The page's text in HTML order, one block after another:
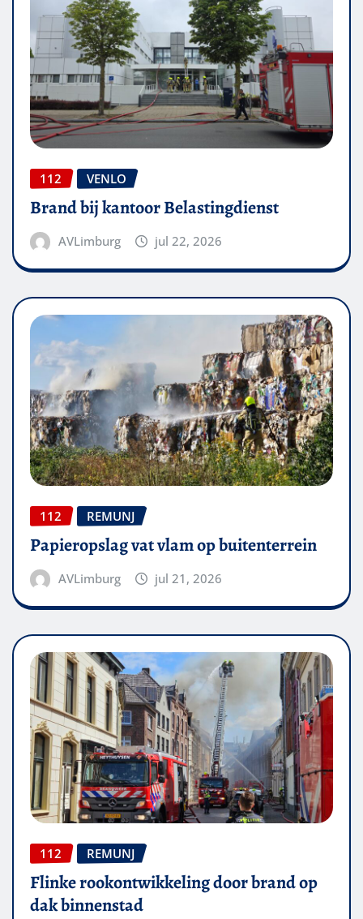
112 VENLO
Brand bij kantoor Belastingdienst
AVLimburg jul 22, 2026
112 REMUNJ
Papieropslag vat vlam op buitenterrein
AVLimburg jul 21, 2026
112 REMUNJ
Flinke rookontwikkeling door brand op
dak binnenstad